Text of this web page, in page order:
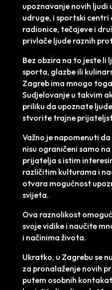
upoznavanje novih ljudi
udruge, i sportski
radionice, tečajeve i
privlače ljude raznih
Bez obzira na to jeste li
sporta, glazbe ili
Zagreb ima mnogo
Sudjelovanje u takvim
priliku da upoznate
stvorite trajne
Važno je napomenuti da
nisu ograničeni samo
prijatelja s istim
različitim kulturama i
otvara mogućnost
svijeta.
Ova raznolikost
svoje vidike i naučite
i načinima života.
Ukratko, u Zagrebu se
za pronalaženje novih
putem osobnih